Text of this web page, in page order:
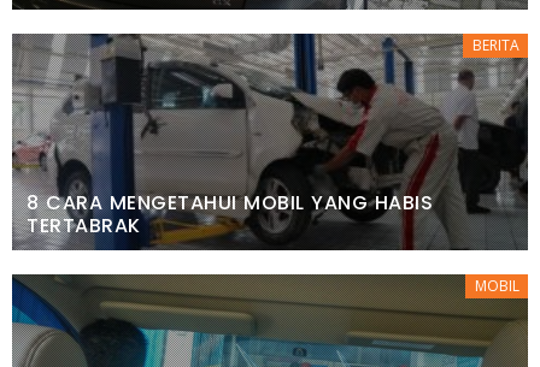
BERITA
8 CARA MENGETAHUI MOBIL YANG HABIS
TERTABRAK
MOBIL